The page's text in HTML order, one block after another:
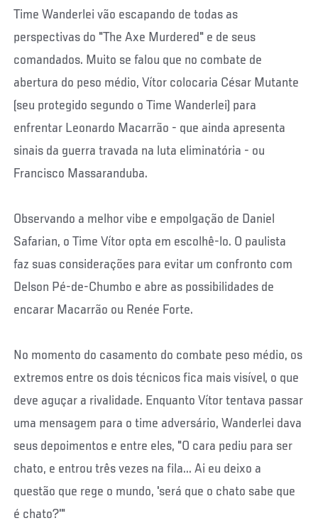
Time Wanderlei vão escapando de todas as
perspectivas do "The Axe Murdered" e de seus
comandados. Muito se falou que no combate de
abertura do peso médio, Vítor colocaria César Mutante
(seu protegido segundo o Time Wanderlei) para
enfrentar Leonardo Macarrão - que ainda apresenta
sinais da guerra travada na luta eliminatória - ou
Francisco Massaranduba.
Observando a melhor vibe e empolgação de Daniel
Safarian, o Time Vítor opta em escolhê-lo. O paulista
faz suas considerações para evitar um confronto com
Delson Pé-de-Chumbo e abre as possibilidades de
encarar Macarrão ou Renée Forte.
No momento do casamento do combate peso médio, os
extremos entre os dois técnicos fica mais visível, o que
deve aguçar a rivalidade. Enquanto Vítor tentava passar
uma mensagem para o time adversário, Wanderlei dava
seus depoimentos e entre eles, "O cara pediu para ser
chato, e entrou três vezes na fila... Ai eu deixo a
questão que rege o mundo, 'será que o chato sabe que
é chato?'"